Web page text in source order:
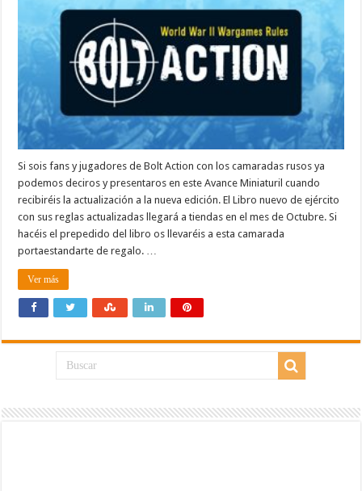
Si sois fans y jugadores de Bolt Action con los camaradas rusos ya
podemos deciros y presentaros en este Avance Miniaturil cuando
recibiréis la actualización a la nueva edición. El Libro nuevo de ejército
con sus reglas actualizadas llegará a tiendas en el mes de Octubre. Si
hacéis el prepedido del libro os llevaréis a esta camarada
portaestandarte de regalo. …
Ver más